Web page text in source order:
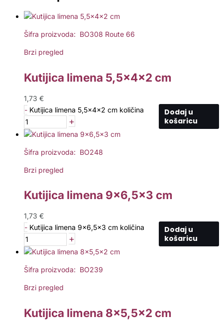
Šifra proizvoda: BO308 Route 66
Brzi pregled
Kutijica limena 5,5x4x2 cm
1,73 €
- Kutijica limena 5,5x4x2 cm količina
+
Dodaj u
košaricu
Šifra proizvoda: BO248
Brzi pregled
Kutijica limena 9×6,5×3 cm
1,73 €
- Kutijica limena 9x6,5x3 cm količina
+
Dodaj u
košaricu
Šifra proizvoda: BO239
Brzi pregled
Kutijica limena 8×5,5×2 cm